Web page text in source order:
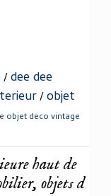
/dee dee
/objet
objet deco vintage
haut de
objets d